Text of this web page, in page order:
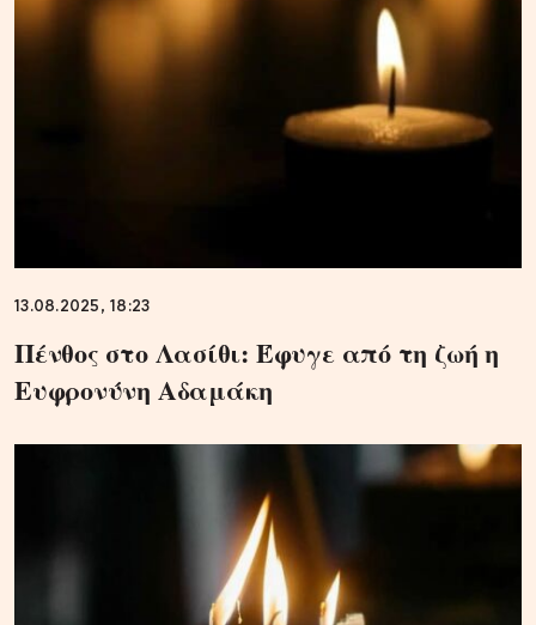
13.08.2025, 18:23
Πένθος στο Λασίθι: Έφυγε από τη ζωή η
Ευφρονύνη Αδαμάκη